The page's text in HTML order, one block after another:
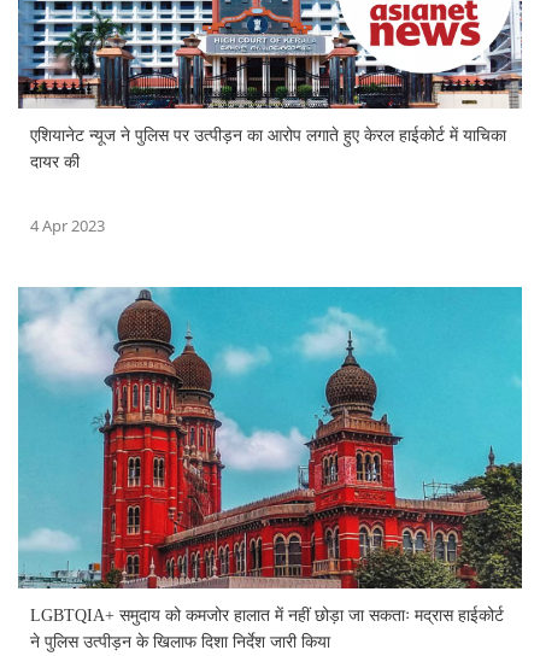
एशियानेट न्यूज ने पुलिस पर उत्पीड़न का आरोप लगाते हुए केरल हाईकोर्ट में याचिका
दायर की
4 Apr 2023
LGBTQIA+ समुदाय को कमजोर हालात में नहीं छोड़ा जा सकताः मद्रास हाईकोर्ट
ने पुलिस उत्पीड़न के खिलाफ दिशा निर्देश जारी किया